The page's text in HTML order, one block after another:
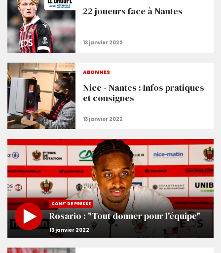
22 joueurs face à Nantes
ABONNÉS
Nice - Nantes : Infos pratiques
et consignes
CONF' DE PRESSE
Rosario : "Tout donner pour l'équipe"